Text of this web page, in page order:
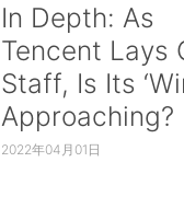
In Depth: As
Tencent Lays
Staff, Is Its
Approaching?
2022年04月01日